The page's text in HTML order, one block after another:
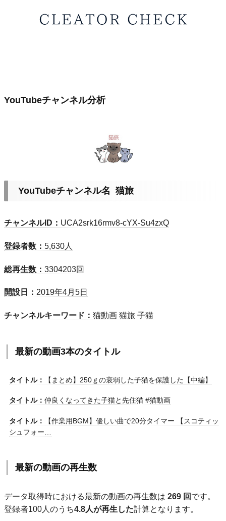
YouTubeチャンネル分析
YouTubeチャンネル名 猫旅
チャンネルID： UCA2srk16rmv8-cYX-Su4zxQ
登録者数： 5,630人
総再生数： 3304203回
開設日： 2019年4月5日
チャンネルキーワード： 猫動画 猫旅 子猫
最新の動画3本のタイトル
タイトル： 【まとめ】250ｇの衰弱した子猫を保護した【中編】
タイトル： 仲良くなってきた子猫と先住猫 #猫動画
タイトル：
【作業用BGM】優しい曲で20分タイマー 【スコティッ
シュフォー…
最新の動画の再生数
データ取得時における最新の動画の再生数は 269 回 です。
登録者100人のうち4.8人が再生した計算となります。